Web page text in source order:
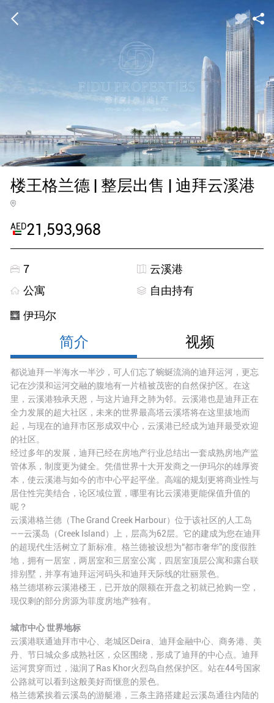
1/7
楼王格兰德 | 整层出售 | 迪拜云溪港
AED21,593,968
7
云溪港
公寓
自由持有
伊玛尔
简介 视频
都说迪拜一半海水一半沙，可人们忘了蜿蜒流淌的迪拜运河，更忘
记在沙漠和运河交融的腹地有一片植被茂密的自然保护区。在这
里，云溪港独承天恩，与这片迪拜之肺为邻。云溪港也是迪拜正在
全力发展的超大社区，未来的世界最高塔云溪塔将在这里拔地而
起，与现在的迪拜市区形成双中心，云溪港已经成为迪拜最受欢迎
的社区。
经过多年的发展，迪拜已经在房地产行业总结出一套成熟房地产监
管体系，制度更为健全。凭借世界十大开发商之一伊玛尔的雄厚资
本，使云溪港与如今的市中心平起平坐。高端的规划更将商业性与
居住性完美结合，论区域位置，哪里有比云溪港更能保值升值的
呢？
云溪港格兰德（The Grand Creek Harbour）位于该社区的人工岛
——云溪岛（Creek Island）上，层高为62层。它的建成为您在迪拜
的超现代生活树立了新标准。格兰德被设想为“都市奢华”的度假胜
地，拥有一居室，两居室和三居室公寓，四居室顶层公寓和露台联
排别墅，并享有迪拜运河码头和迪拜天际线的壮丽景色。
格兰德堪称云溪港楼王，已开放的限额在开盘之初就已抢购一空，
现仅剩的部分房源为菲度房地产独有。
城市中心 世界地标
云溪港联通迪拜市中心、老城区Deira、迪拜金融中心、商务港、美
丹、节日城众多成熟社区，众区围绕，形成了迪拜的中心点。迪拜
运河贯穿而过，滋润了Ras Khor火烈鸟自然保护区。站在44号国家
公路就可以看到这般美好而惬意的景色。
格兰德紧挨着云溪岛的游艇港，三条主路搭建起云溪岛通往内陆的